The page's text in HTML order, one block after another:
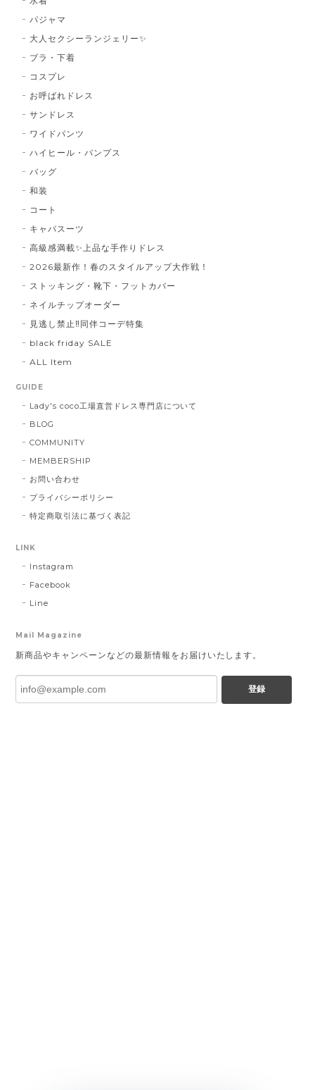
パジャマ
大人セクシーランジェリー✨
ブラ・下着
コスプレ
お呼ばれドレス
サンドレス
ワイドパンツ
ハイヒール・パンプス
バッグ
和装
コート
キャバスーツ
高級感満載✨上品な手作りドレス
2026最新作！春のスタイルアップ大作戦！
ストッキング・靴下・フットカバー
ネイルチップオーダー
見逃し禁止‼同伴コーデ特集
black friday SALE
ALL Item
GUIDE
Lady's coco工場直営ドレス専門店について
BLOG
COMMUNITY
MEMBERSHIP
お問い合わせ
プライバシーポリシー
特定商取引法に基づく表記
LINK
Instagram
Facebook
Line
Mail Magazine
新商品やキャンペーンなどの最新情報をお届けいたします。
登録